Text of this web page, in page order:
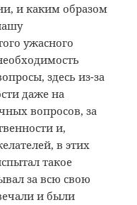
и каким образом
ужасного
здесь из-за
даже на
вопросов, за
и,
в этих
такое
за всю свою
и были